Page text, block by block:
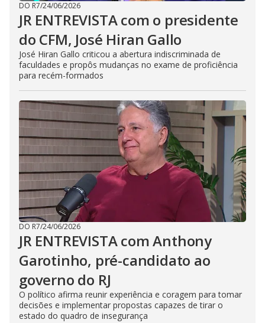
DO R7/24/06/2026
JR ENTREVISTA com o presidente
do CFM, José Hiran Gallo
José Hiran Gallo criticou a abertura indiscriminada de
faculdades e propôs mudanças no exame de proficiência
para recém-formados
DO R7/24/06/2026
JR ENTREVISTA com Anthony
Garotinho, pré-candidato ao
governo do RJ
O político afirma reunir experiência e coragem para tomar
decisões e implementar propostas capazes de tirar o
estado do quadro de insegurança